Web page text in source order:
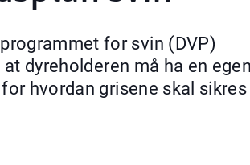
for svin (DVP)
dyreholderen må ha en
hvordan grisene skal sikres